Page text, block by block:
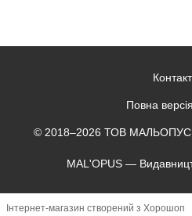
Повна
© 2018–2026 ТОВ МАЛЬОПУС.
MAL'OPUS —
Інтернет-магазин створений з Хорошоп